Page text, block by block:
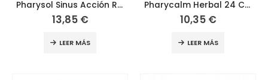
Pharysol Sinus Acción Rápida 15 ml
13,85 €
LEER MÁS
Pharycalm Herbal 24 Comprimidos Para Chupar
10,35 €
LEER MÁS